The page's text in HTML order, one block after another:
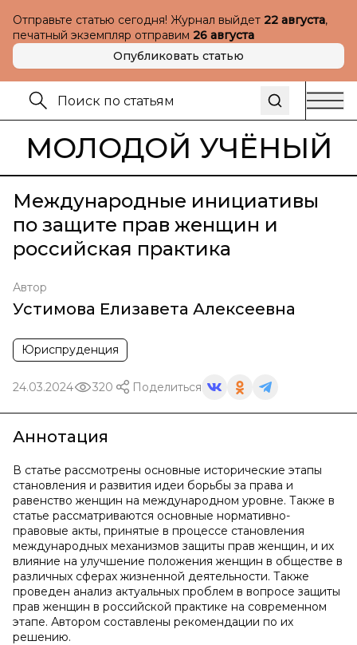
Отправьте статью сегодня! Журнал выйдет 22 августа,
печатный экземпляр отправим 26 августа
Опубликовать статью
МОЛОДОЙ УЧЁНЫЙ
Международные инициативы
по защите прав женщин и
российская практика
Автор
Устимова Елизавета Алексеевна
Юриспруденция
24.03.2024 320 Поделиться
Аннотация
В статье рассмотрены основные исторические этапы
становления и развития идеи борьбы за права и
равенство женщин на международном уровне. Также в
статье рассматриваются основные нормативно-
правовые акты, принятые в процессе становления
международных механизмов защиты прав женщин, и их
влияние на улучшение положения женщин в обществе в
различных сферах жизненной деятельности. Также
проведен анализ актуальных проблем в вопросе защиты
прав женщин в российской практике на современном
этапе. Автором составлены рекомендации по их
решению.